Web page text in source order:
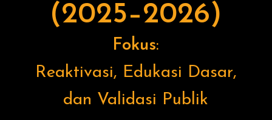
(2025–2026)
Fokus:
Reaktivasi, Edukasi Dasar,
dan Validasi Publik